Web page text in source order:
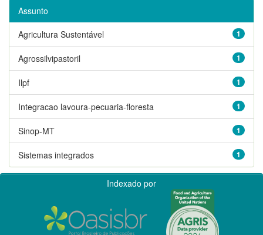
Assunto
1
Agricultura Sustentável
1
Agrossilvipastoril
1
Ilpf
1
Integracao lavoura-pecuaria-floresta
1
Sinop-MT
1
Sistemas integrados
Indexado por